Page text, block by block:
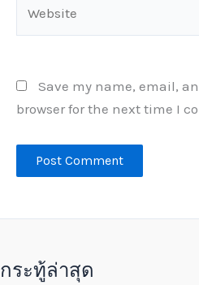
Save my name, email,
browser for the next time I
กระทู้ล่าสุด